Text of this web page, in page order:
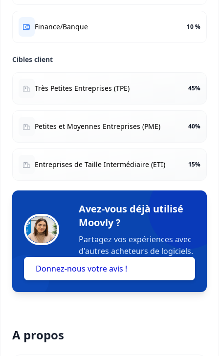
Finance/Banque 10 %
Cibles client
Très Petites Entreprises (TPE) 45%
Petites et Moyennes Entreprises (PME) 40%
Entreprises de Taille Intermédiaire (ETI) 15%
Avez-vous déjà utilisé
Moovly ?
Partagez vos expériences avec
d'autres acheteurs de logiciels.
Donnez-nous votre avis !
A propos